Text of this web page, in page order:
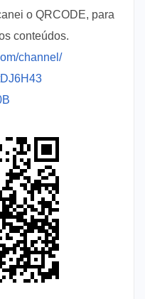
o QRCODE, para
conteúdos.
channel/